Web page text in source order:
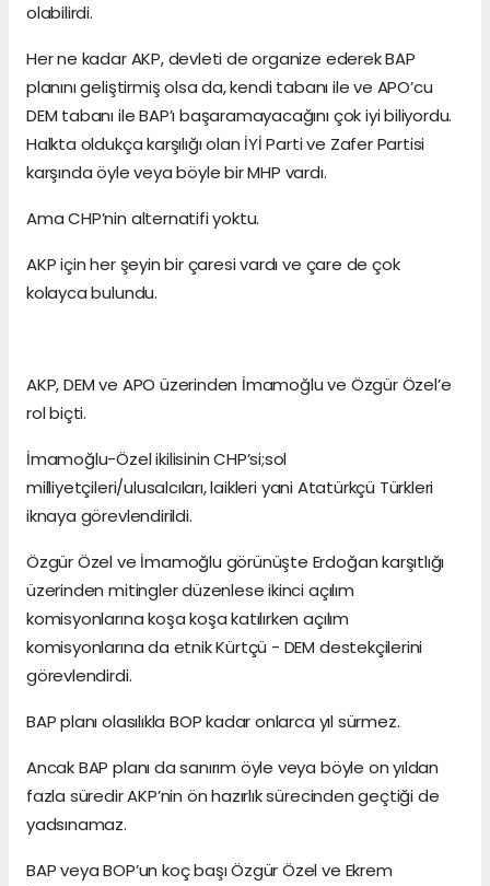
olabilirdi.
Her ne kadar AKP, devleti de organize ederek BAP
planını geliştirmiş olsa da, kendi tabanı ile ve APO’cu
DEM tabanı ile BAP’ı başaramayacağını çok iyi biliyordu.
Halkta oldukça karşılığı olan İYİ Parti ve Zafer Partisi
karşında öyle veya böyle bir MHP vardı.
Ama CHP’nin alternatifi yoktu.
AKP için her şeyin bir çaresi vardı ve çare de çok
kolayca bulundu.
AKP, DEM ve APO üzerinden İmamoğlu ve Özgür Özel’e
rol biçti.
İmamoğlu-Özel ikilisinin CHP’si;sol
milliyetçileri/ulusalcıları, laikleri yani Atatürkçü Türkleri
iknaya görevlendirildi.
Özgür Özel ve İmamoğlu görünüşte Erdoğan karşıtlığı
üzerinden mitingler düzenlese ikinci açılım
komisyonlarına koşa koşa katılırken açılım
komisyonlarına da etnik Kürtçü - DEM destekçilerini
görevlendirdi.
BAP planı olasılıkla BOP kadar onlarca yıl sürmez.
Ancak BAP planı da sanırım öyle veya böyle on yıldan
fazla süredir AKP’nin ön hazırlık sürecinden geçtiği de
yadsınamaz.
BAP veya BOP’un koç başı Özgür Özel ve Ekrem